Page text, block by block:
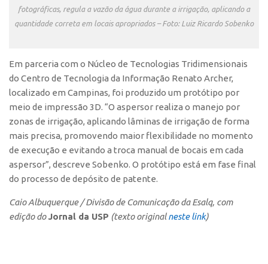
fotográficas, regula a vazão da água durante a irrigação, aplicando a
quantidade correta em locais apropriados – Foto: Luiz Ricardo Sobenko
Em parceria com o Núcleo de Tecnologias Tridimensionais
do Centro de Tecnologia da Informação Renato Archer,
localizado em Campinas, foi produzido um protótipo por
meio de impressão 3D. “O aspersor realiza o manejo por
zonas de irrigação, aplicando lâminas de irrigação de forma
mais precisa, promovendo maior flexibilidade no momento
de execução e evitando a troca manual de bocais em cada
aspersor”, descreve Sobenko. O protótipo está em fase final
do processo de depósito de patente.
Caio Albuquerque / Divisão de Comunicação da Esalq, com
edição doJornal da USP (texto originalneste link)